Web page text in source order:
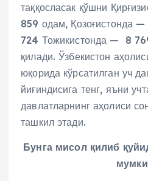
таққосласак қўшни
859 одам, Қозоғистонда
724 Тожикистонда — 8
қилади. Ўзбекистон
юқорида кўрсатилган уч
йиғиндисига тенг, яъни
давлатларнинг аҳолиси
ташкил этади.
Бунга мисол қилиб